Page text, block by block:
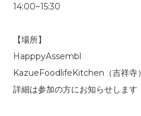
14:00~15:30
【場所】
HapppyAssembl
KazueFoodlifeKitchen（吉祥寺）
詳細は参加の方にお知らせします